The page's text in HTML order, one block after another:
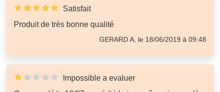
Satisfait
Produit de très bonne qualité
GERARD A, le 18/06/2019 à 09:48
Impossible a evaluer